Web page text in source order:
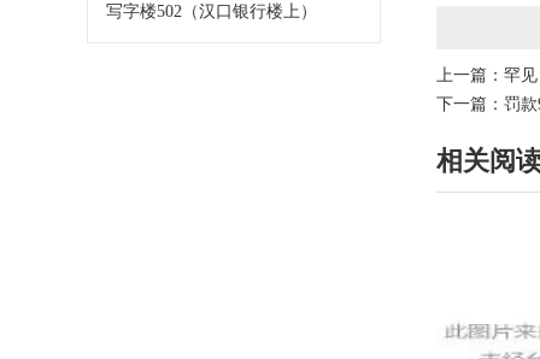
写字楼502（汉口银行楼上）
上一篇： 罕
下一篇： 罚
相关阅